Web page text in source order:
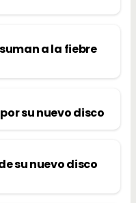
a la fiebre
su nuevo disco
su nuevo disco